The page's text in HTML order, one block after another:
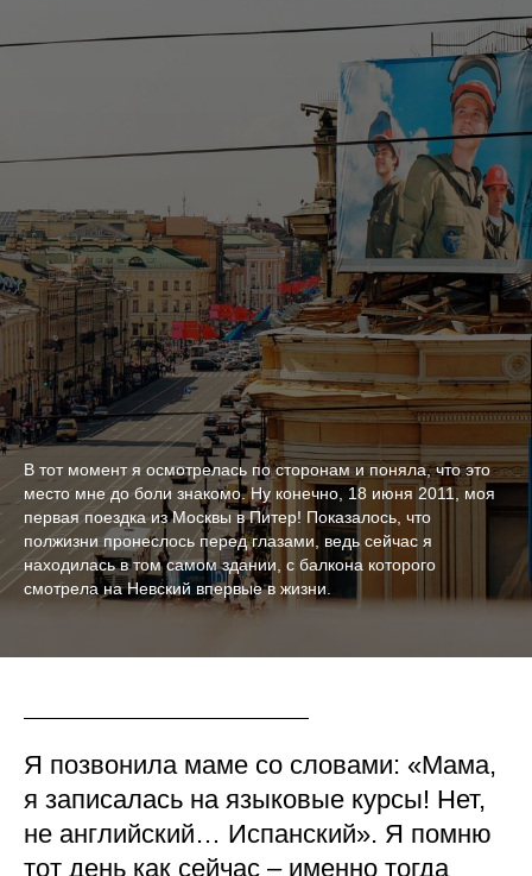
В тот момент я осмотрелась по сторонам и поняла, что это
место мне до боли знакомо. Ну конечно, 18 июня 2011, моя
первая поездка из Москвы в Питер! Показалось, что
полжизни пронеслось перед глазами, ведь сейчас я
находилась в том самом здании, с балкона которого
смотрела на Невский впервые в жизни.
Я позвонила маме со словами: «Мама,
я записалась на языковые курсы! Нет,
не английский… Испанский». Я помню
тот день как сейчас – именно тогда